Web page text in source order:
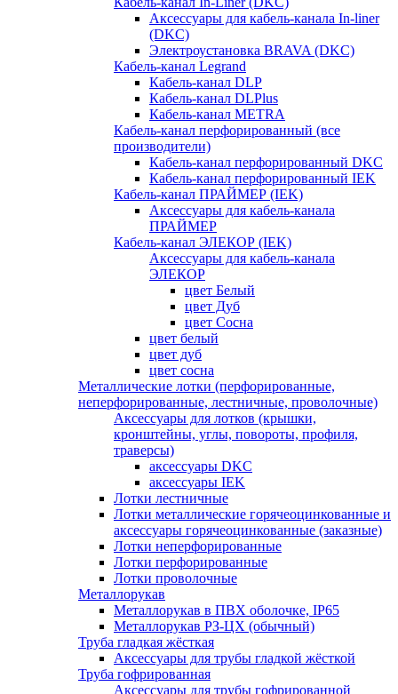
Аксессуары для кабель-канала In-liner
(DKC)
Электроустановка BRAVA (DKC)
Кабель-канал Legrand
Кабель-канал DLP
Кабель-канал DLPlus
Кабель-канал METRA
Кабель-канал перфорированный (все
производители)
Кабель-канал перфорированный DKC
Кабель-канал перфорированный IEK
Кабель-канал ПРАЙМЕР (IEK)
Аксессуары для кабель-канала
ПРАЙМЕР
Кабель-канал ЭЛЕКОР (IEK)
Аксессуары для кабель-канала
ЭЛЕКОР
цвет Белый
цвет Дуб
цвет Сосна
цвет белый
цвет дуб
цвет сосна
Металлические лотки (перфорированные,
неперфорированные, лестничные, проволочные)
Аксессуары для лотков (крышки,
кронштейны, углы, повороты, профиля,
траверсы)
аксессуары DKC
аксессуары IEK
Лотки лестничные
Лотки металлические горячеоцинкованные и
аксессуары горячеоцинкованные (заказные)
Лотки неперфорированные
Лотки перфорированные
Лотки проволочные
Металлорукав
Металлорукав в ПВХ оболочке, IP65
Металлорукав РЗ-ЦХ (обычный)
Труба гладкая жёсткая
Аксессуары для трубы гладкой жёсткой
Труба гофрированная
Аксессуары для трубы гофрированной